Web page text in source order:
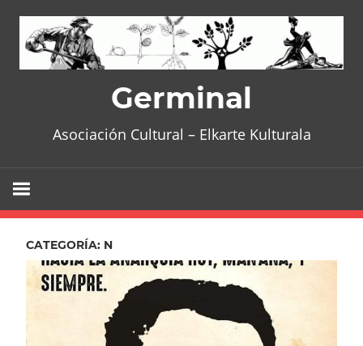
content
Germinal
Asociación Cultural – Elkarte Kulturala
CATEGORÍA: N